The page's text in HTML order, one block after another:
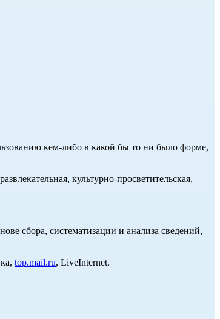
кем-либо в какой бы то ни было форме,
культурно-просветительская,
сбора, систематизации и анализа сведений,
top.mail.ru, LiveInternet.